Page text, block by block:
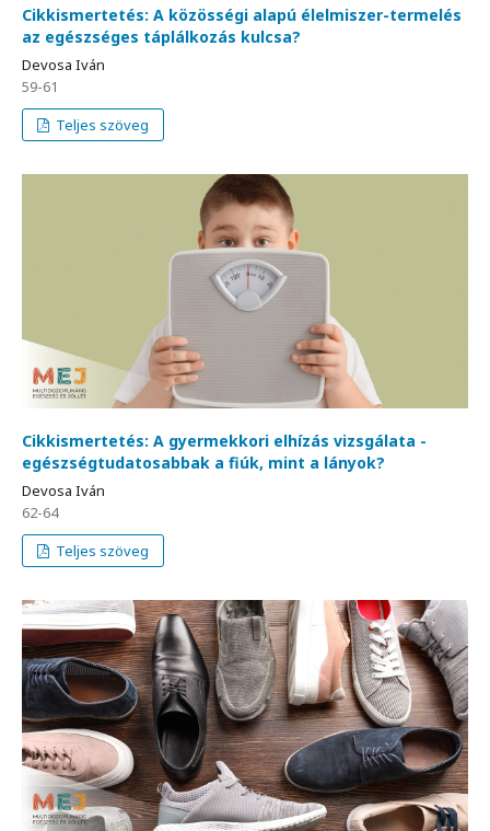
Cikkismertetés: A közösségi alapú élelmiszer-termelés
az egészséges táplálkozás kulcsa?
Devosa Iván
59-61
Teljes szöveg
Cikkismertetés: A gyermekkori elhízás vizsgálata -
egészségtudatosabbak a fiúk, mint a lányok?
Devosa Iván
62-64
Teljes szöveg